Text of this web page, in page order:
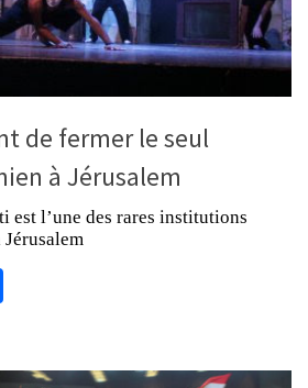
de fermer le seul
à Jérusalem
est l’une des rares institutions